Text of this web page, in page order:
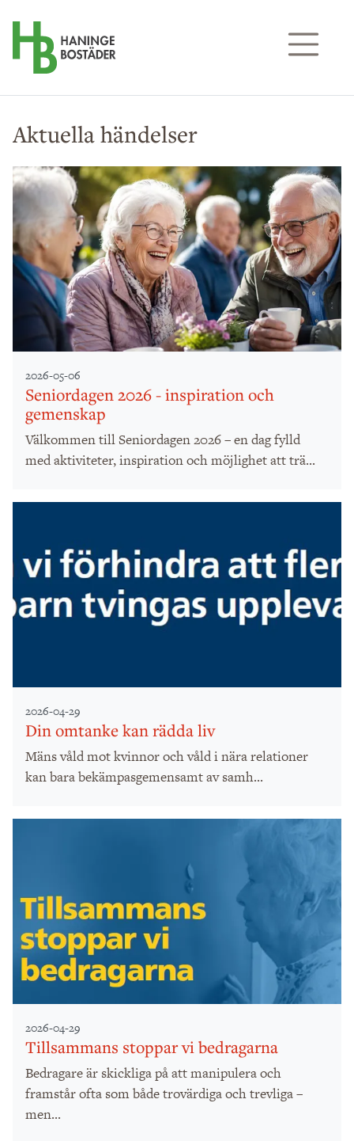
Aktuella händelser
2026-05-06
Seniordagen 2026 - inspiration och
gemenskap
Välkommen till Seniordagen 2026 – en dag fylld
med aktiviteter, inspiration och möjlighet att trä...
2026-04-29
Din omtanke kan rädda liv
Mäns våld mot kvinnor och våld i nära relationer
kan bara bekämpasgemensamt av samh...
2026-04-29
Tillsammans stoppar vi bedragarna
Bedragare är skickliga på att manipulera och
framstår ofta som både trovärdiga och trevliga –
men...